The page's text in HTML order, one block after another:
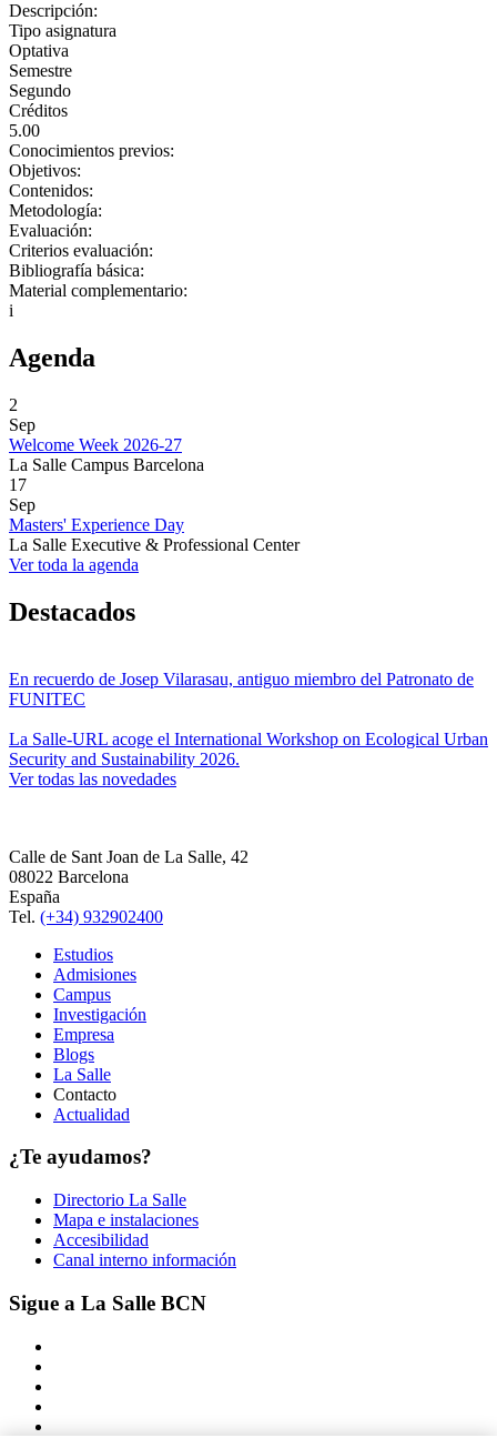
Descripción:
Tipo asignatura
Optativa
Semestre
Segundo
Créditos
5.00
Conocimientos previos:
Objetivos:
Contenidos:
Metodología:
Evaluación:
Criterios evaluación:
Bibliografía básica:
Material complementario:
i
Agenda
2
Sep
Welcome Week 2026-27
La Salle Campus Barcelona
17
Sep
Masters' Experience Day
La Salle Executive & Professional Center
Ver toda la agenda
Destacados
En recuerdo de Josep Vilarasau, antiguo miembro del Patronato de
FUNITEC
La Salle-URL acoge el International Workshop on Ecological Urban
Security and Sustainability 2026.
Ver todas las novedades
Calle de Sant Joan de La Salle, 42
08022 Barcelona
España
Tel. (+34) 932902400
Estudios
Admisiones
Campus
Investigación
Empresa
Blogs
La Salle
Contacto
Actualidad
¿Te ayudamos?
Directorio La Salle
Mapa e instalaciones
Accesibilidad
Canal interno información
Sigue a La Salle BCN